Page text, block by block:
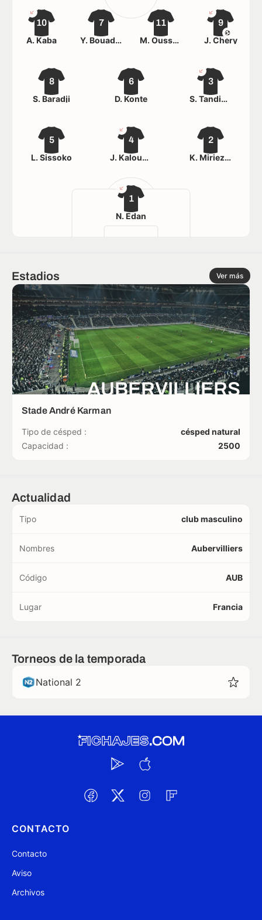
1
N. Edan
5
L. Sissoko
4
J. Kaloukadilandi
2
K. Miriezolo
8
S. Baradji
6
D. Konte
3
S. Tandiang
10
A. Kaba
7
Y. Bouaddi
11
M. Ousseni
9
J. Chéry
Estadios Ver más
AUBERVILLIERS
Stade André Karman
Tipo de césped :
césped natural
Capacidad :
2500
Actualidad
Tipo club masculino
Nombres Aubervilliers
Código AUB
Lugar Francia
Torneos de la temporada
National 2
CONTACTO
Contacto
Aviso
Archivos